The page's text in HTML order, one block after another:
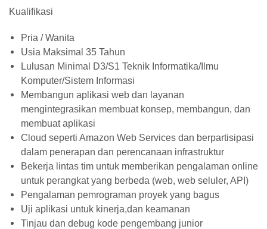
Kualifikasi
Pria / Wanita
Usia Maksimal 35 Tahun
Lulusan Minimal D3/S1 Teknik Informatika/Ilmu
Komputer/Sistem Informasi
Membangun aplikasi web dan layanan
mengintegrasikan membuat konsep, membangun, dan
membuat aplikasi
Cloud seperti Amazon Web Services dan berpartisipasi
dalam penerapan dan perencanaan infrastruktur
Bekerja lintas tim untuk memberikan pengalaman online
untuk perangkat yang berbeda (web, web seluler, API)
Pengalaman pemrograman proyek yang bagus
Uji aplikasi untuk kinerja,dan keamanan
Tinjau dan debug kode pengembang junior